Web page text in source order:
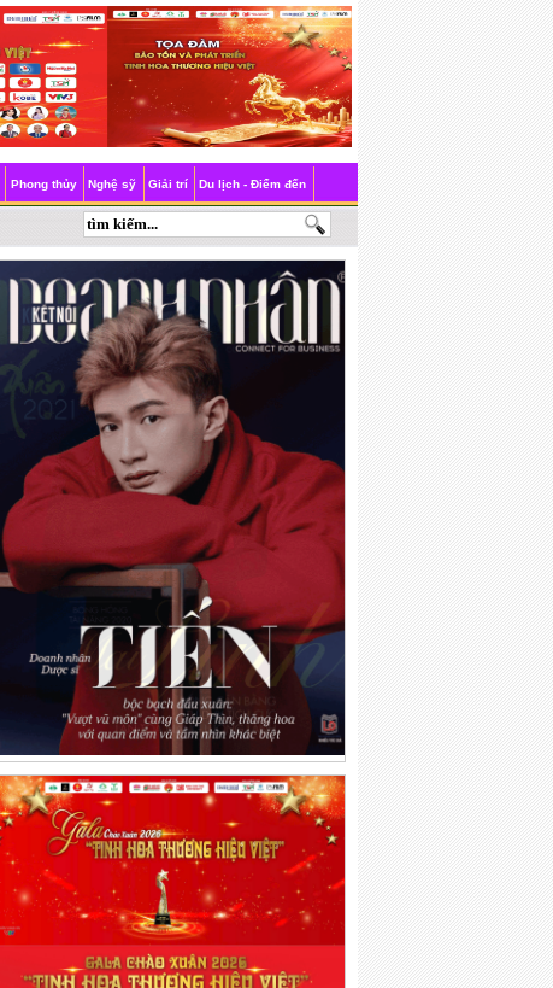
Phong thủy Nghệ sỹ Giải trí Du lịch - Điểm đến